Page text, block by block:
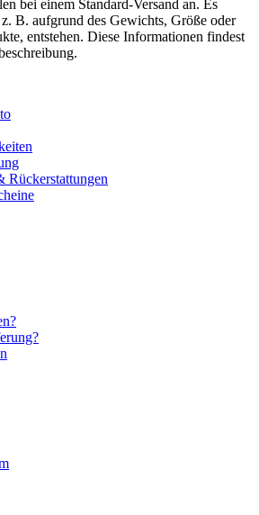
bei einem Standard-Versand an. Es
B. aufgrund des Gewichts, Größe oder
entstehen. Diese Informationen findest
Rückerstattungen